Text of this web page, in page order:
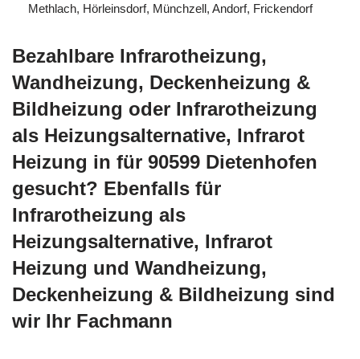
Methlach, Hörleinsdorf, Münchzell, Andorf, Frickendorf
Bezahlbare Infrarotheizung,
Wandheizung, Deckenheizung &
Bildheizung oder Infrarotheizung
als Heizungsalternative, Infrarot
Heizung in für 90599 Dietenhofen
gesucht? Ebenfalls für
Infrarotheizung als
Heizungsalternative, Infrarot
Heizung und Wandheizung,
Deckenheizung & Bildheizung sind
wir Ihr Fachmann